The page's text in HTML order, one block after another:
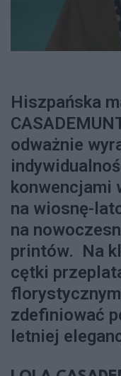
Hiszpańska
odważnie
konwencjami
na wiosnę-
na
printów. Na
cętki
zdefiniować
letniej